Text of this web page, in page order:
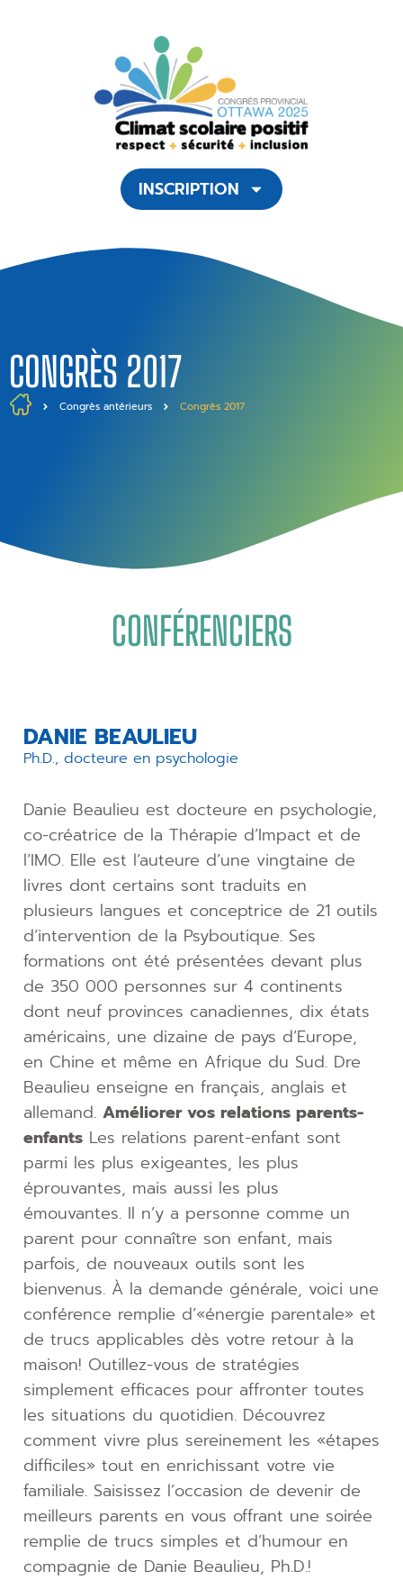
INSCRIPTION
CONGRÈS 2017
Congrès antérieurs Congrès 2017
CONFÉRENCIERS
DANIE BEAULIEU
Ph.D., docteure en psychologie
Danie Beaulieu est docteure en psychologie,
co-créatrice de la Thérapie d’Impact et de
l’IMO. Elle est l’auteure d’une vingtaine de
livres dont certains sont traduits en
plusieurs langues et conceptrice de 21 outils
d’intervention de la Psyboutique. Ses
formations ont été présentées devant plus
de 350 000 personnes sur 4 continents
dont neuf provinces canadiennes, dix états
américains, une dizaine de pays d’Europe,
en Chine et même en Afrique du Sud. Dre
Beaulieu enseigne en français, anglais et
allemand. Améliorer vos relations parents-
enfants Les relations parent-enfant sont
parmi les plus exigeantes, les plus
éprouvantes, mais aussi les plus
émouvantes. Il n’y a personne comme un
parent pour connaître son enfant, mais
parfois, de nouveaux outils sont les
bienvenus. À la demande générale, voici une
conférence remplie d’«énergie parentale» et
de trucs applicables dès votre retour à la
maison! Outillez-vous de stratégies
simplement efficaces pour affronter toutes
les situations du quotidien. Découvrez
comment vivre plus sereinement les «étapes
difficiles» tout en enrichissant votre vie
familiale. Saisissez l’occasion de devenir de
meilleurs parents en vous offrant une soirée
remplie de trucs simples et d’humour en
compagnie de Danie Beaulieu, Ph.D.!